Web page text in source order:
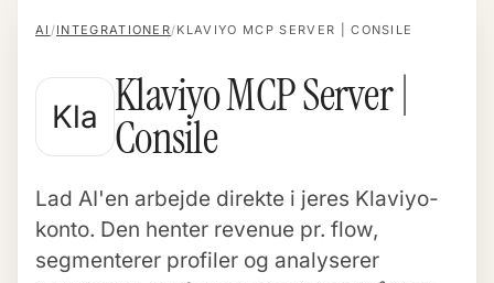
AI /INTEGRATIONER/KLAVIYO MCP SERVER | CONSILE
Kla Klaviyo MCP Server |
Consile
Lad AI'en arbejde direkte i jeres Klaviyo-
konto. Den henter revenue pr. flow,
segmenterer profiler og analyserer